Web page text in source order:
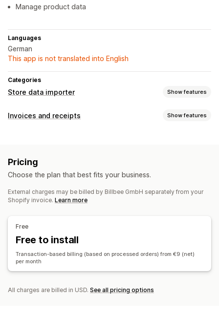
Manage product data
Languages
German
This app is not translated into English
Categories
Store data importer Show features
Data sync
Scheduled export
Invoices and receipts Show features
Shipping labels
Color and font
Branding Fields Invoice numbers
File management
Email automation
Reports Sequential numbering
Pricing
Choose the plan that best fits your business.
External charges may be billed by Billbee GmbH separately from your
Shopify invoice. Learn more
Free
Free to install
Transaction-based billing (based on processed orders) from €9 (net)
per month
All charges are billed in USD. See all pricing options